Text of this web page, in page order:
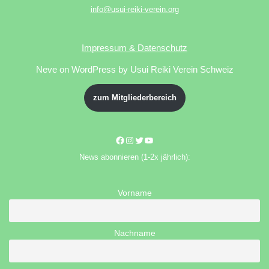
info@usui-reiki-verein.org
Impressum & Datenschutz
Neveon WordPress by Usui Reiki Verein Schweiz
zum Mitgliederbereich
News abonnieren (1-2x jährlich):
Vorname
Nachname